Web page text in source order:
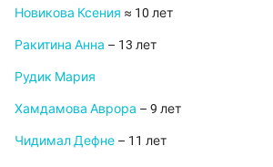
Новикова Ксения ≈ 10 лет
Ракитина Анна – 13 лет
Рудик Мария
Хамдамова Аврора – 9 лет
Чидимал Дефне – 11 лет